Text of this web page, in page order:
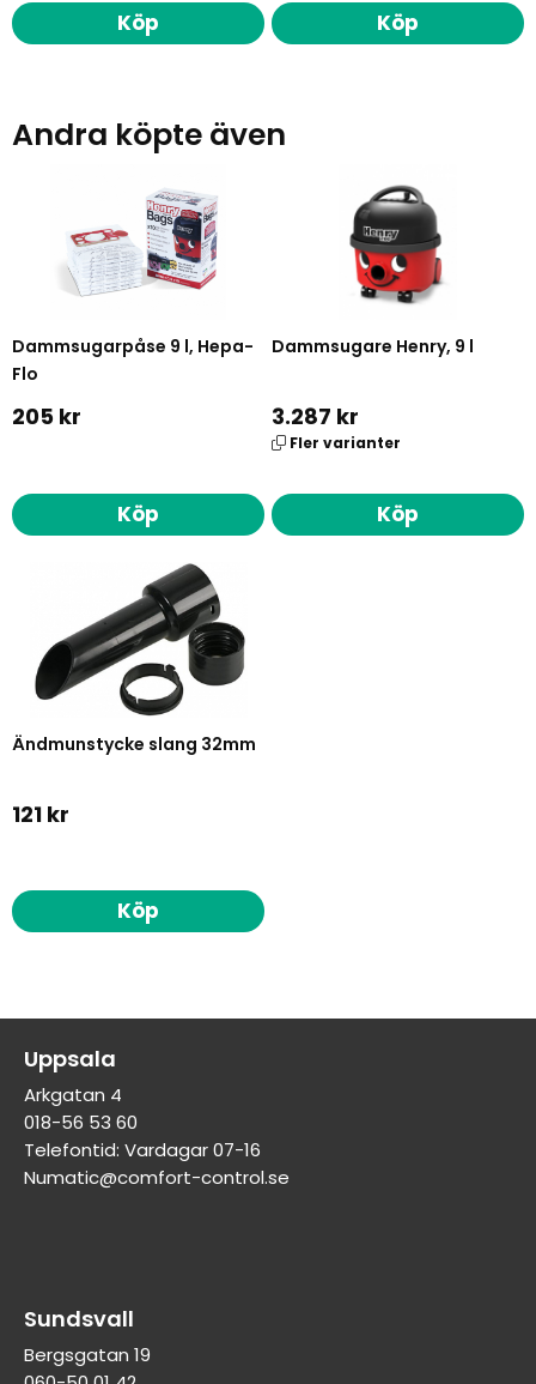
Köp Köp
Andra köpte även
Dammsugarpåse 9 l, Hepa-
Flo
205 kr
Köp
Dammsugare Henry, 9 l
3.287 kr
Fler varianter
Köp
Ändmunstycke slang 32mm
121 kr
Köp
Uppsala
Arkgatan 4
018-56 53 60
Telefontid: Vardagar 07-16
Numatic@comfort-control.se
Sundsvall
Bergsgatan 19